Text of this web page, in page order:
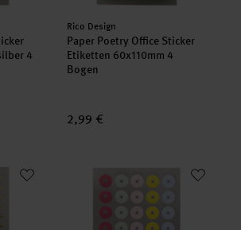
4
Hersteller:
Rico Design
Paper Poetry Office Sticker
Etiketten 60x110mm 4
Bogen
2,99 €
Pfeile gold-silber 4 Bogen
Paper Poetry Office Sticker